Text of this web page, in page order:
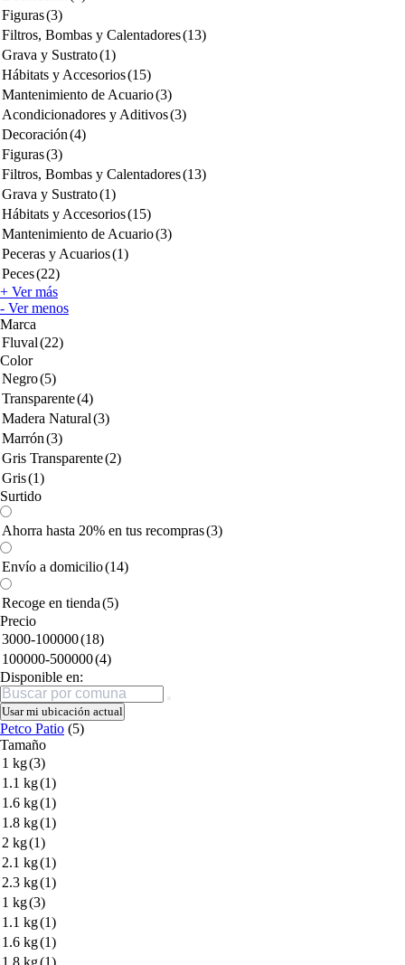
Figuras(3)
Filtros, Bombas y Calentadores(13)
Grava y Sustrato(1)
Hábitats y Accesorios(15)
Mantenimiento de Acuario(3)
Acondicionadores y Aditivos(3)
Decoración(4)
Figuras(3)
Filtros, Bombas y Calentadores(13)
Grava y Sustrato(1)
Hábitats y Accesorios(15)
Mantenimiento de Acuario(3)
Peceras y Acuarios(1)
Peces(22)
+ Ver más
- Ver menos
Marca
Fluval(22)
Color
Negro(5)
Transparente(4)
Madera Natural(3)
Marrón(3)
Gris Transparente(2)
Gris(1)
Surtido
Ahorra hasta 20% en tus recompras(3)
Envío a domicilio(14)
Recoge en tienda(5)
Precio
3000-100000(18)
100000-500000(4)
Disponible en:
Buscar
Usar mi ubicación actual
Petco Patio (5)
Tamaño
1 kg(3)
1.1 kg(1)
1.6 kg(1)
1.8 kg(1)
2 kg(1)
2.1 kg(1)
2.3 kg(1)
1 kg(3)
1.1 kg(1)
1.6 kg(1)
1.8 kg(1)